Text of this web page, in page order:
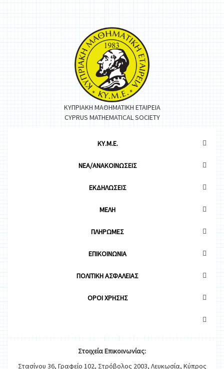
ΚΥΠΡΙΑΚΗ ΜΑΘΗΜΑΤΙΚΗ ΕΤΑΙΡΕΙΑ
CYPRUS MATHEMATICAL SOCIETY
ΚΥ.Μ.Ε.
ΝΕΑ/ΑΝΑΚΟΙΝΩΣΕΙΣ
ΕΚΔΗΛΩΣΕΙΣ
ΜΕΛΗ
ΠΛΗΡΩΜΕΣ
ΕΠΙΚΟΙΝΩΝΙΑ
ΠΟΛΙΤΙΚΗ ΑΣΦΑΛΕΙΑΣ
OΡΟΙ ΧΡΗΣΗΣ
ΣτοιχείαΕπικοινωνίας:
Στασίνου 36, Γραφείο 102, Στρόβολος 2003, Λευκωσία, Κύπρος